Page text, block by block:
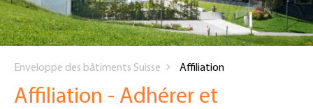
are
here
Enveloppe des bâtiments Suisse Affiliation
Affiliation - Adhérer et